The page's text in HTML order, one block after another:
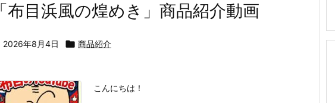
「布目浜風の煌めき」商品紹介動画
2026年8月4日  商品紹介
こんにちは！